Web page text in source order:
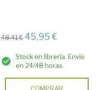
48,41 € 45,95 €
Stock en librería. Envío
en 24/48 horas
COMPRAR